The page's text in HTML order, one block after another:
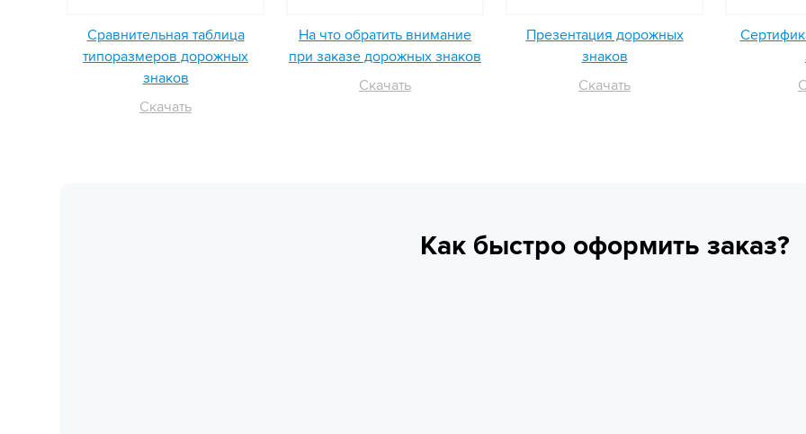
Сравнительная таблица
типоразмеров дорожных
знаков
Скачать
На что обратить внимание
при заказе дорожных знаков
Скачать
Презентация дорожных
знаков
Скачать
Как быстро оформить заказ?